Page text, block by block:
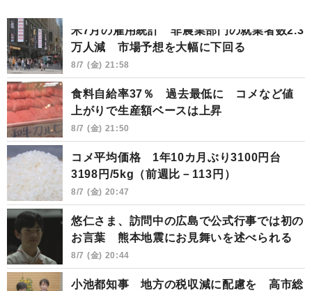
米7月の雇用統計 非農業部門の就業者数2.3
万人減 市場予想を大幅に下回る
8/7 (金) 21:58
食料自給率37％ 過去最低に コメなど値
上がりで生産額ベースは上昇
8/7 (金) 21:50
コメ平均価格 1年10カ月ぶり3100円台
3198円/5kg（前週比－113円）
8/7 (金) 20:47
悠仁さま、訪問中の広島で公式行事では初の
お言葉 熊本地震にお見舞いを述べられる
8/7 (金) 20:44
小池都知事 地方の税収減に配慮を 高市総